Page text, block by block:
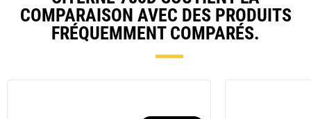
COMPARAISON AVEC DES PRODUITS
FRÉQUEMMENT COMPARÉS.